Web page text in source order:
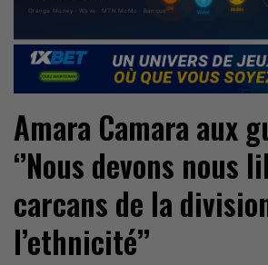
Amara Camara aux
‘’Nous devons nous
carcans de la
l’ethnicité’’